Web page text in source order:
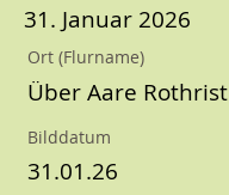
31. Januar 2026
Ort (Flurname)
Über Aare Rothrist
Bilddatum
31.01.26